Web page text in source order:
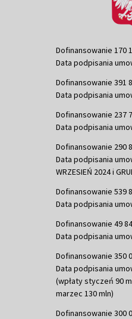
Dofinansowanie 170
Data podpisania
Dofinansowanie 391
Data podpisania
Dofinansowanie 237
Data podpisania
Dofinansowanie 290
Data podpisania
WRZESIEŃ 2024 i
Dofinansowanie 539
Data podpisania
Dofinansowanie 49
Data podpisania
Dofinansowanie 350
Data podpisania
(wpłaty styczeń 90
marzec 130 mln)
Dofinansowanie 300